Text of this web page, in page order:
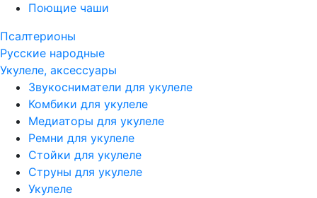
Поющие чаши
Псалтерионы
Русские народные
Укулеле, аксессуары
Звукосниматели для укулеле
Комбики для укулеле
Медиаторы для укулеле
Ремни для укулеле
Стойки для укулеле
Струны для укулеле
Укулеле